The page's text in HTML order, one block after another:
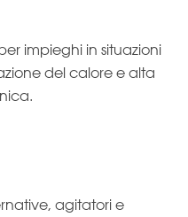
impieghi in situazioni
del calore e alta
agitatori e